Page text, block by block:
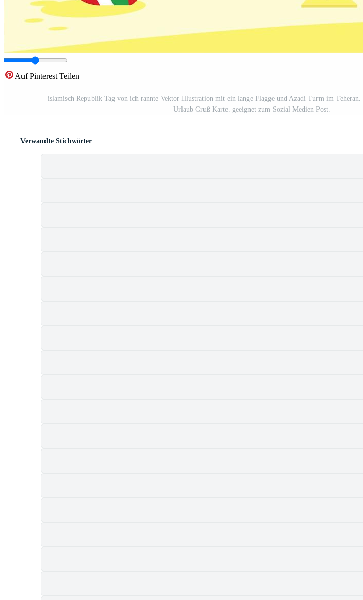
Auf Pinterest Teilen
islamisch Republik Tag von ich rannte Vektor Illustration mit ein lange Flagge und Azadi Turm im
Urlaub Gruß Karte. geeignet zum Sozial Medien Post.
Verwandte Stichwörter